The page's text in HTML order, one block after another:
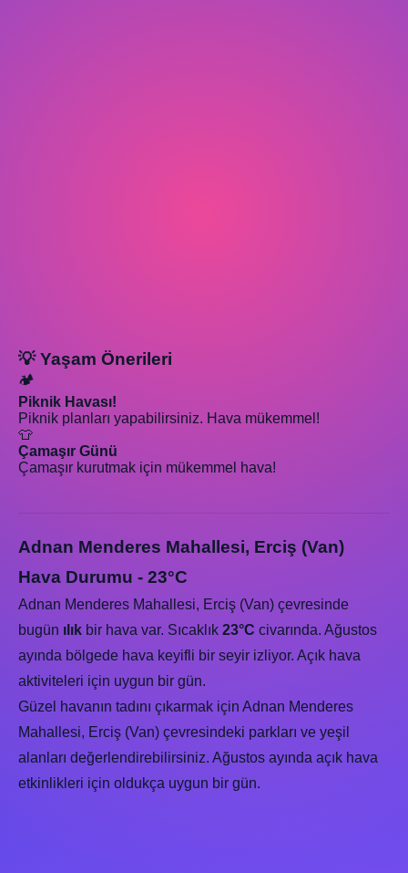
💡 Yaşam Önerileri
🏕️
Piknik Havası!
Piknik planları yapabilirsiniz. Hava mükemmel!
👕
Çamaşır Günü
Çamaşır kurutmak için mükemmel hava!
Adnan Menderes Mahallesi, Erciş (Van)
Hava Durumu - 23°C
Adnan Menderes Mahallesi, Erciş (Van) çevresinde
bugün ılık bir hava var. Sıcaklık 23°C civarında. Ağustos
ayında bölgede hava keyifli bir seyir izliyor. Açık hava
aktiviteleri için uygun bir gün.
Güzel havanın tadını çıkarmak için Adnan Menderes
Mahallesi, Erciş (Van) çevresindeki parkları ve yeşil
alanları değerlendirebilirsiniz. Ağustos ayında açık hava
etkinlikleri için oldukça uygun bir gün.